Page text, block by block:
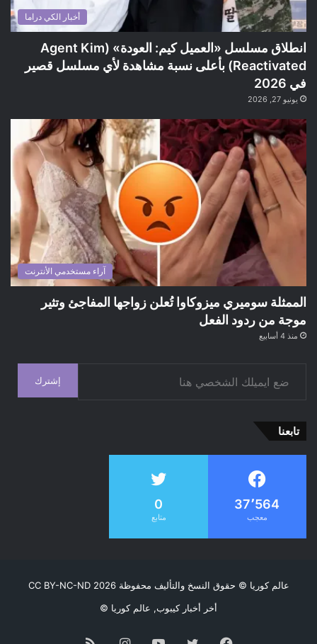
أخبار الكي دراما
انطلاق مسلسل «العميل كيم: العودة» (Agent Kim
Reactivated) بأعلى نسبة مشاهدة لأي مسلسل قصير
في 2026
يونيو 27, 2026
آراء مستخدمي الأنترنت
الممثلة سوميري ميزوكاوا تُعلن زواجها المفاجئ وتثير
موجة من ردود الفعل
منذ 4 أسابيع
إشترك
تابعنا
37٬564
معجب
0
متابع
عالم كوريا © حقوق النسخ والتأليف محفوظة CC BY-NC-ND 2026
أخر أخبار كيبوب, عالم كوريا ©